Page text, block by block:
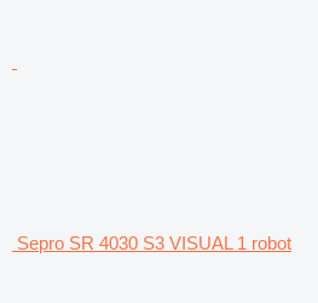
Sepro SR 4030 S3 VISUAL 1 robot